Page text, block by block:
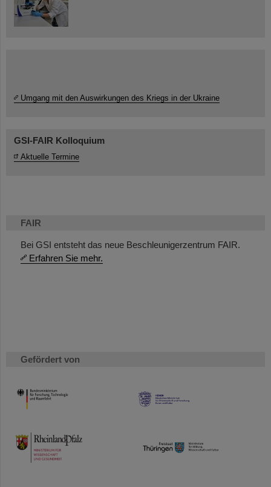
FAIR
Bei GSI entsteht das neue Beschleunigerzentrum FAIR.
Erfahren Sie mehr.
Gefördert von
HMWK
TMWWDG
Umgang mit den Auswirkungen des Kriegs in der Ukraine
GSI-FAIR Kolloquium
Aktuelle Termine